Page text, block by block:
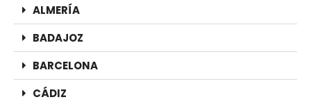
ALMERÍA
BADAJOZ
BARCELONA
CÁDIZ